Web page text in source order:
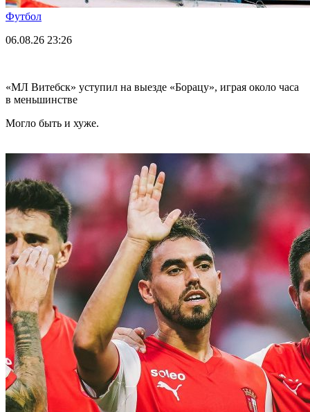
Футбол
06.08.26 23:26
«МЛ Витебск» уступил на выезде «Борацу», играя около часа
в меньшинстве
Могло быть и хуже.